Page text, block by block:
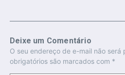
Deixe um Comentário
O seu endereço de e-mail não será
obrigatórios são marcados com *